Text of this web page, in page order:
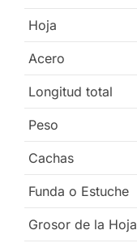
Hoja
Acero
Longitud total
Peso
Cachas
Funda o Estuche
Grosor de la Hoja